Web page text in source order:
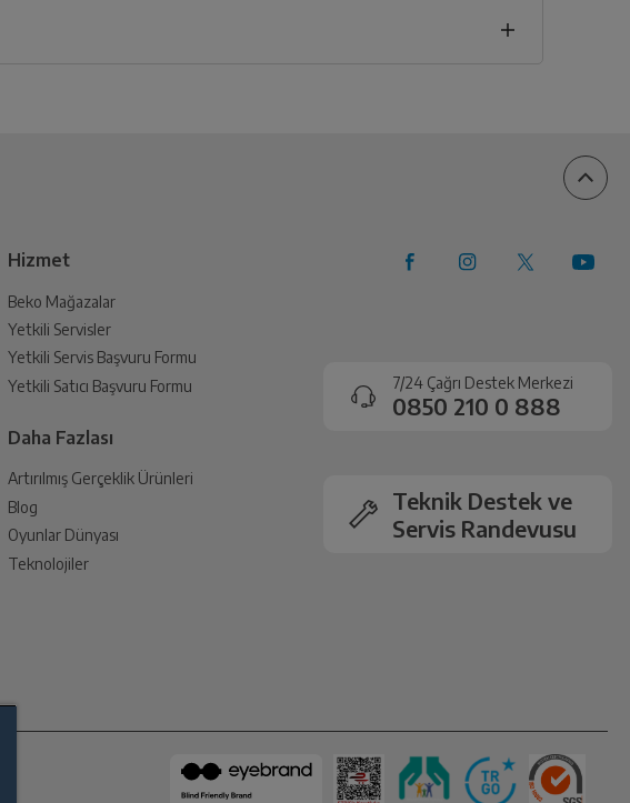
Hizmet
Beko Mağazalar
Yetkili Servisler
Yetkili Servis Başvuru Formu
Yetkili Satıcı Başvuru Formu
Daha Fazlası
Artırılmış Gerçeklik Ürünleri
Blog
Oyunlar Dünyası
Teknolojiler
7/24 Çağrı Destek Merkezi
0850 210 0 888
Teknik Destek ve
Servis Randevusu